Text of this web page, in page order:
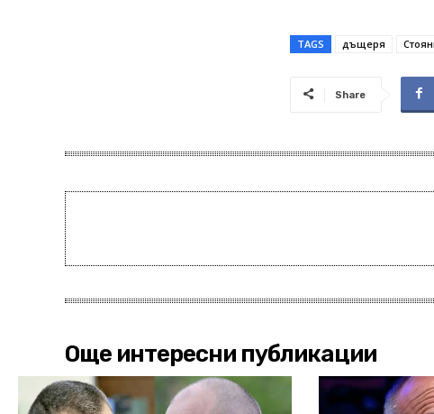
TAGS дъщеря
Share
Още интересни публикации